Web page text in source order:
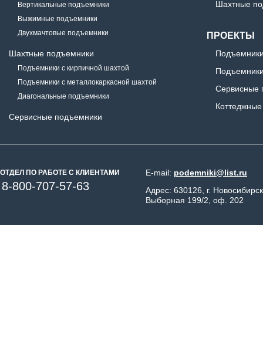
Вертикальные подъемники
Выжимные подъемники
Двухмачтовые подъемники
Шахтные подъемники
Подъемники с кирпичной шахтой
Подъемники с металлокаркасной шахтой
Диагональные подъемники
Сервисные подъемники
Шахтные
ПРОЕКТЫ
Сервисные
ОТДЕЛ ПО РАБОТЕ С КЛИЕНТАМИ
8-800-707-57-63
E-mail: podemniki@list.ru
Адрес: 630126, г.
Выборная 199/2, оф. 202